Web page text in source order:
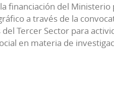
financiación del Ministerio
a través de la
Tercer Sector para
en materia de